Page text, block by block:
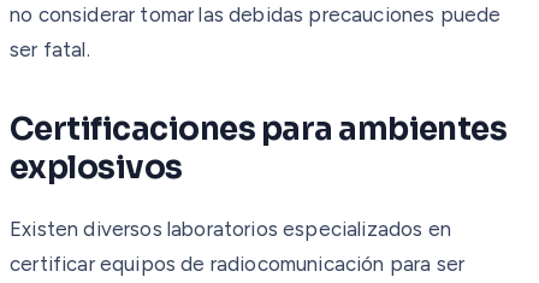
no considerar tomar las debidas precauciones puede
ser fatal.
Certificaciones para ambientes
explosivos
Existen diversos laboratorios especializados en
certificar equipos de radiocomunicación para ser